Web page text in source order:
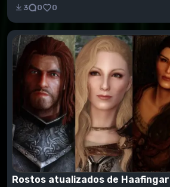
3 0 0
Rostos atualizados de Haafingar